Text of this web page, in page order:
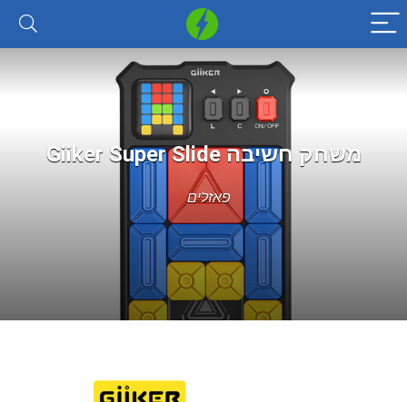
משחק חשיבה Giiker Super Slide
פאזלים